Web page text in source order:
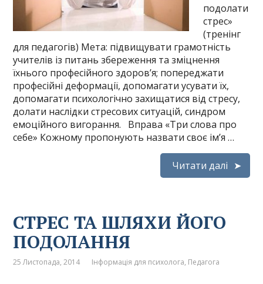
подолати
стрес»
(тренінг
для педагогів) Мета: підвищувати грамотність
учителів із питань збереження та зміцнення
їхнього професійного здоров’я; попереджати
професійні деформації, допомагати усувати їх,
допомагати психологічно захищатися від стресу,
долати наслідки стресових ситуацій, синдром
емоційного вигорання. Вправа «Три слова про
себе» Кожному пропонують назвати своє ім’я …
Читати далі
СТРЕС ТА ШЛЯХИ ЙОГО
ПОДОЛАННЯ
25 Листопада, 2014 Інформація для психолога, Педагога